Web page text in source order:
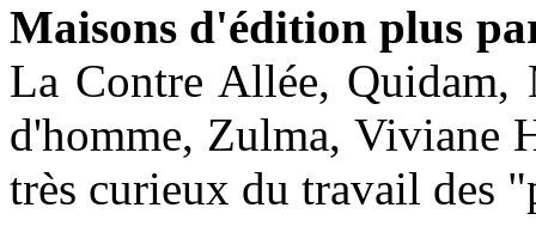
Maisons d'édition plus
La Contre Allée,
d'homme, Zulma, Viviane
très curieux du travail des